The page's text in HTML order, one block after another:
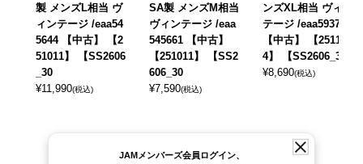
製 メンズL相当 ヴ
ィンテージ /eaa54
5644 【中古】 【2
51011】 【SS2606
_30
¥11,990(税込)
SA製 メンズM相当
ヴィンテージ /eaa
545661 【中古】
【251011】 【SS2
606_30
¥7,590(税込)
ンズXL相当 ヴィン
テージ /eaa593771
【中古】 【25111
4】 【SS2606_30
¥8,690(税込)
JAMメンバーズ会員ログイン、